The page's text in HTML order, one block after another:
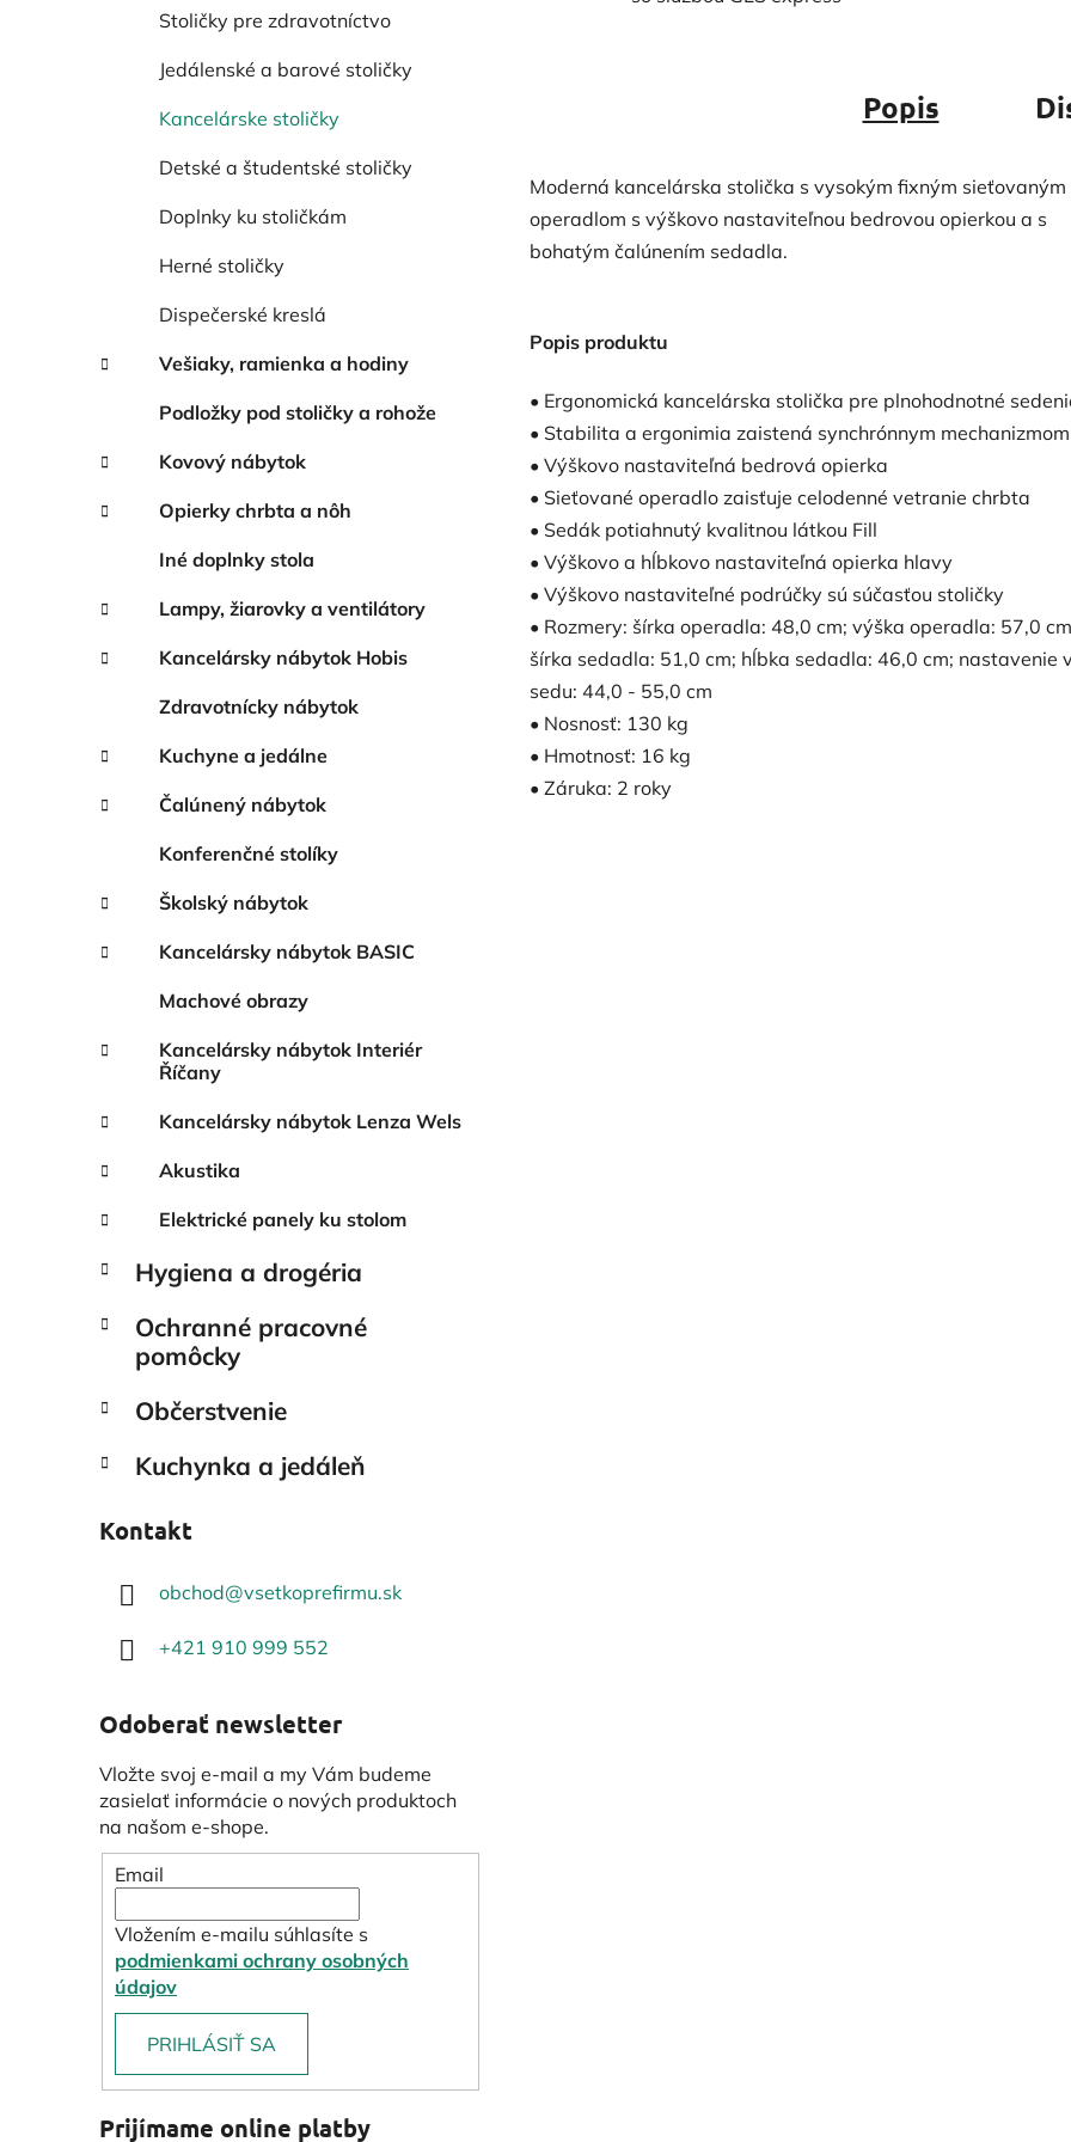
Stoličky pre zdravotníctvo
Jedálenské a barové stoličky
Kancelárske stoličky
Detské a študentské stoličky
Doplnky ku stoličkám
Herné stoličky
Dispečerské kreslá
Vešiaky, ramienka a hodiny
Podložky pod stoličky a rohože
Kovový nábytok
Opierky chrbta a nôh
Iné doplnky stola
Lampy, žiarovky a ventilátory
Kancelársky nábytok Hobis
Zdravotnícky nábytok
Kuchyne a jedálne
Čalúnený nábytok
Konferenčné stolíky
Školský nábytok
Kancelársky nábytok BASIC
Machové obrazy
Kancelársky nábytok Interiér
Říčany
Kancelársky nábytok Lenza Wels
Akustika
Elektrické panely ku stolom
Hygiena a drogéria
Ochranné pracovné
pomôcky
Občerstvenie
Kuchynka a jedáleň
Kontakt
obchod@vsetkoprefirmu.sk
+421 910 999 552
Odoberať newsletter
Vložte svoj e-mail a my Vám budeme
zasielať informácie o nových produktoch
na našom e-shope.
Email
Vložením e-mailu súhlasíte s
podmienkami ochrany osobných
údajov
PRIHLÁSIŤ SA
Prijímame online platby
Popis
Moderná kancelárska stolička s vysokým fixným sieťovaným
operadlom s výškovo nastaviteľnou bedrovou opierkou a s
bohatým čalúnením sedadla.
Popis produktu
• Ergonomická kancelárska stolička pre plnohodnotné
• Stabilita a ergonimia zaistená synchrónnym mechanizmom
• Výškovo nastaviteľná bedrová opierka
• Sieťované operadlo zaisťuje celodenné vetranie chrbta
• Sedák potiahnutý kvalitnou látkou Fill
• Výškovo a hĺbkovo nastaviteľná opierka hlavy
• Výškovo nastaviteľné podrúčky sú súčasťou stoličky
• Rozmery: šírka operadla: 48,0 cm; výška operadla: 57,0
šírka sedadla: 51,0 cm; hĺbka sedadla: 46,0 cm; nastavenie
sedu: 44,0 - 55,0 cm
• Nosnosť: 130 kg
• Hmotnosť: 16 kg
• Záruka: 2 roky